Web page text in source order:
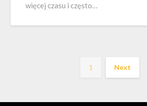
więcej czasu i często…
1 Next